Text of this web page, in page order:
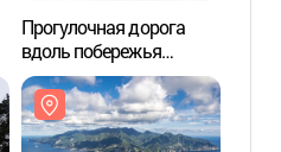
Прогулочная дорога
вдоль побережья
Хэннам (행남
해안산책로)